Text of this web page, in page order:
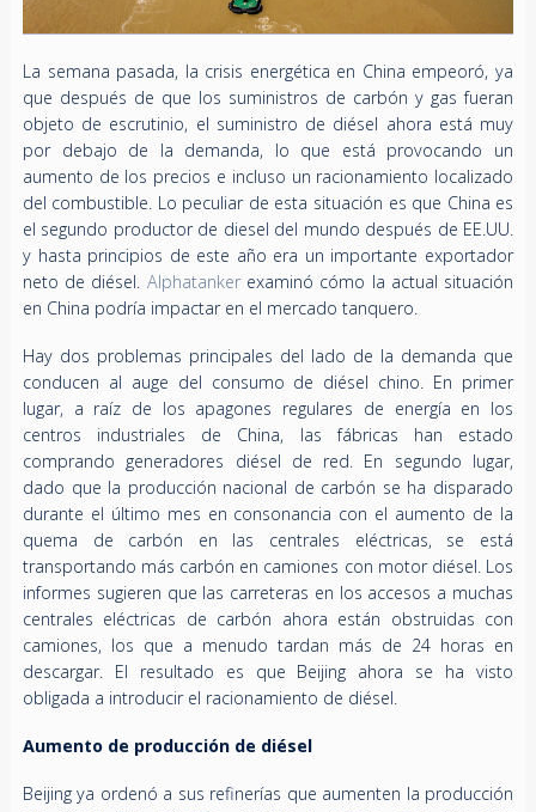
La semana pasada, la crisis energética en China empeoró, ya
que después de que los suministros de carbón y gas fueran
objeto de escrutinio, el suministro de diésel ahora está muy
por debajo de la demanda, lo que está provocando un
aumento de los precios e incluso un racionamiento localizado
del combustible. Lo peculiar de esta situación es que China es
el segundo productor de diesel del mundo después de EE.UU.
y hasta principios de este año era un importante exportador
neto de diésel. Alphatankerexaminó cómo la actual situación
en China podría impactar en el mercado tanquero.
Hay dos problemas principales del lado de la demanda que
conducen al auge del consumo de diésel chino. En primer
lugar, a raíz de los apagones regulares de energía en los
centros industriales de China, las fábricas han estado
comprando generadores diésel de red. En segundo lugar,
dado que la producción nacional de carbón se ha disparado
durante el último mes en consonancia con el aumento de la
quema de carbón en las centrales eléctricas, se está
transportando más carbón en camiones con motor diésel. Los
informes sugieren que las carreteras en los accesos a muchas
centrales eléctricas de carbón ahora están obstruidas con
camiones, los que a menudo tardan más de 24 horas en
descargar. El resultado es que Beijing ahora se ha visto
obligada a introducir el racionamiento de diésel.
Aumento de producción de diésel
Beijing ya ordenó a sus refinerías que aumenten la producción